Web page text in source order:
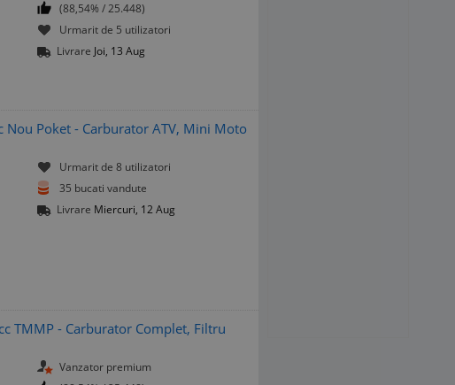
(88,54% / 25.448)
Urmarit de 5 utilizatori
Livrare Joi, 13 Aug
Nou Poket - Carburator ATV, Mini Moto
Urmarit de 8 utilizatori
35 bucati vandute
Livrare Miercuri, 12 Aug
TMMP - Carburator Complet, Filtru
Vanzator premium